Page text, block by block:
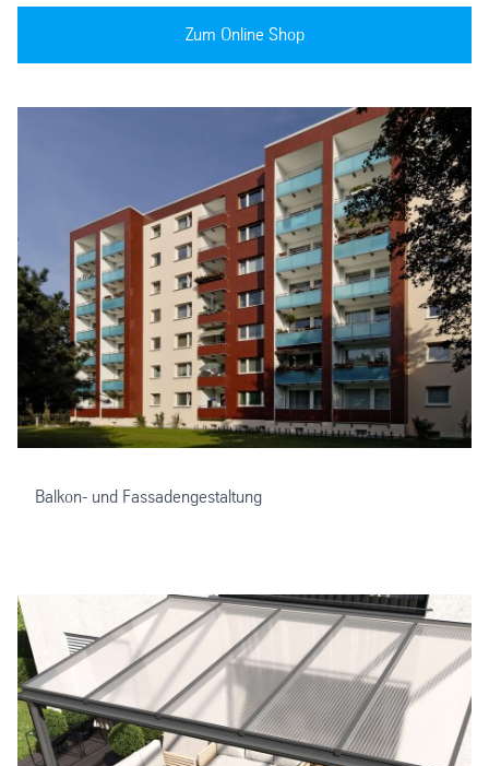
Zum Online Shop
Balkon- und Fassadengestaltung